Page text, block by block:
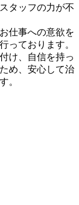
タッフの力が不
仕事への意欲を
っております。
け、自信を持っ
め、安心して治
。